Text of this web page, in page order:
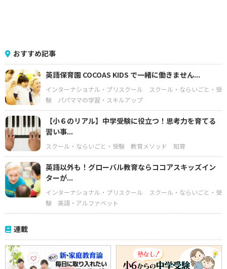
おすすめ記事
英語保育園 COCOAS KIDS で一緒に働きません...
インターナショナル・プリスクール
スクール・ならいごと・受
験
パパママの学習・スキルアップ
【小６のリアル】中学受験に役立つ！思考力を育てる
習い事...
スクール・ならいごと・受験 教育メソッド 知育
英語以外も！グローバル教育ならココアスキッズイン
ターが...
インターナショナル・プリスクール
スクール・ならいごと・受
験
英語・アルファベット
連載